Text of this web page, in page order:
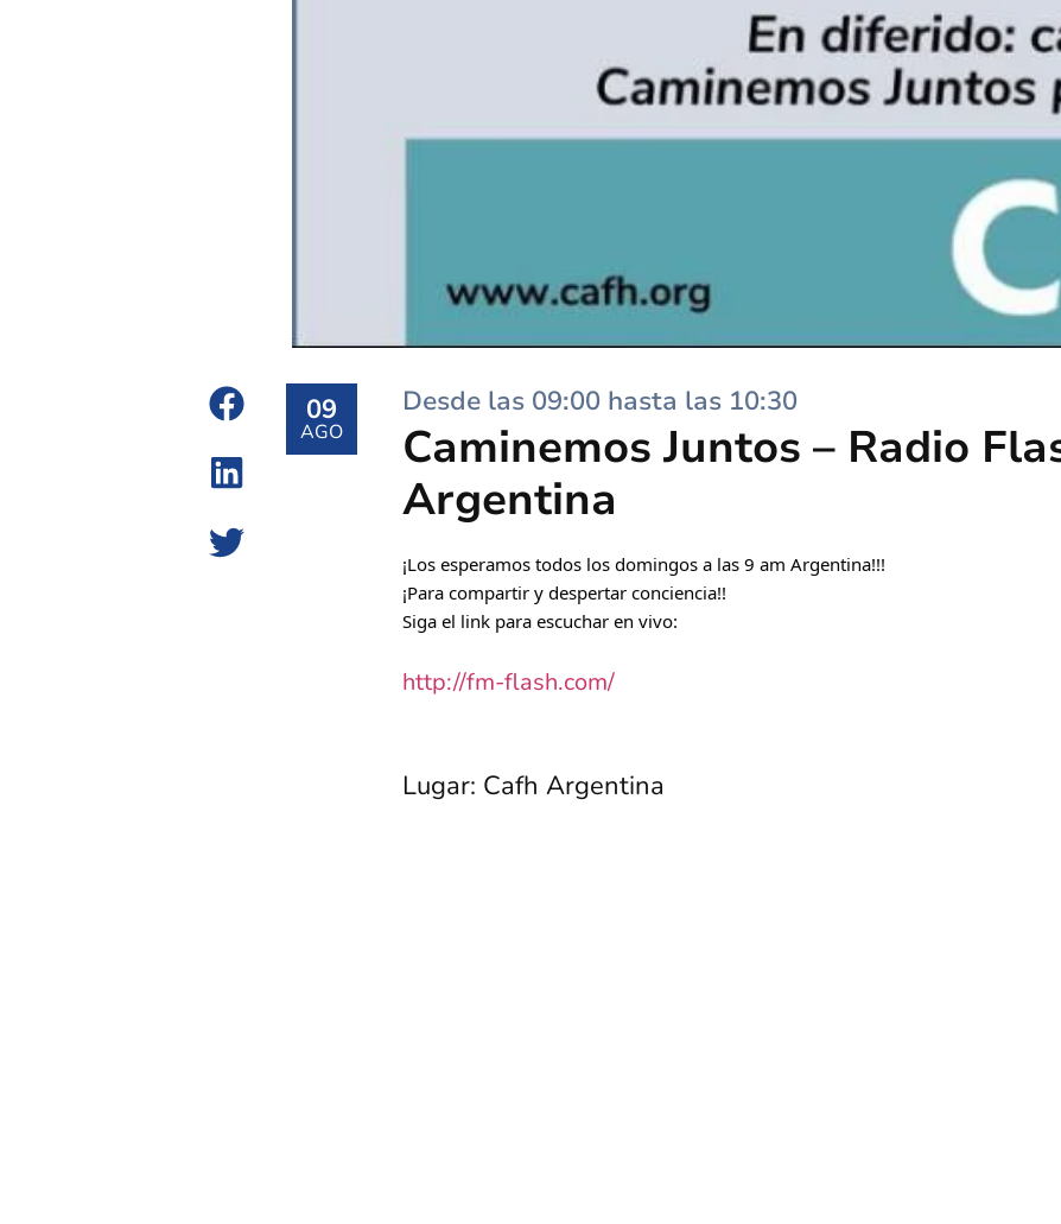
09
AGO
Desde las 09:00 hasta las 10:30
Caminemos Juntos – Radio
Argentina
¡Los esperamos todos los domingos a las 9 am Argentina!!!
¡Para compartir y despertar conciencia!!
Siga el link para escuchar en vivo:
http://fm-flash.com/
Lugar: Cafh Argentina